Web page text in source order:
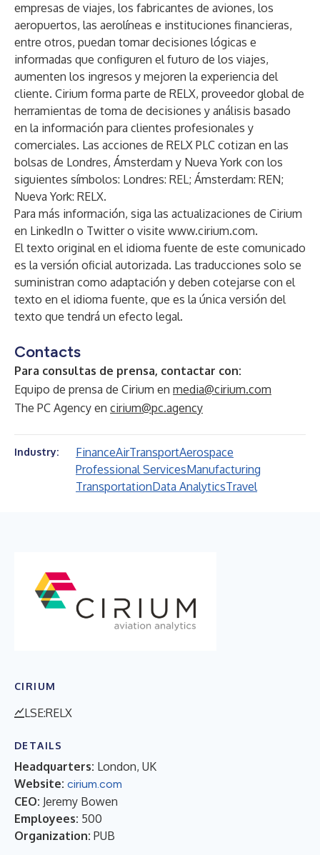
empresas de viajes, los fabricantes de aviones, los
aeropuertos, las aerolíneas e instituciones financieras,
entre otros, puedan tomar decisiones lógicas e
informadas que configuren el futuro de los viajes,
aumenten los ingresos y mejoren la experiencia del
cliente. Cirium forma parte de RELX, proveedor global de
herramientas de toma de decisiones y análisis basado
en la información para clientes profesionales y
comerciales. Las acciones de RELX PLC cotizan en las
bolsas de Londres, Ámsterdam y Nueva York con los
siguientes símbolos: Londres: REL; Ámsterdam: REN;
Nueva York: RELX.
Para más información, siga las actualizaciones de Cirium
en LinkedIn o Twittero visite www.cirium.com.
El texto original en el idioma fuente de este comunicado
es la versión oficial autorizada. Las traducciones solo se
suministran como adaptación y deben cotejarse con el
texto en el idioma fuente, que es la única versión del
texto que tendrá un efecto legal.
Contacts
Para consultas de prensa, contactar con:
Equipo de prensa de Cirium en media@cirium.com
The PC Agency en cirium@pc.agency
Industry: FinanceAirTransportAerospace
Professional ServicesManufacturing
TransportationData AnalyticsTravel
CIRIUM
LSE:RELX
DETAILS
Headquarters: London, UK
Website: cirium.com
CEO: Jeremy Bowen
Employees: 500
Organization: PUB